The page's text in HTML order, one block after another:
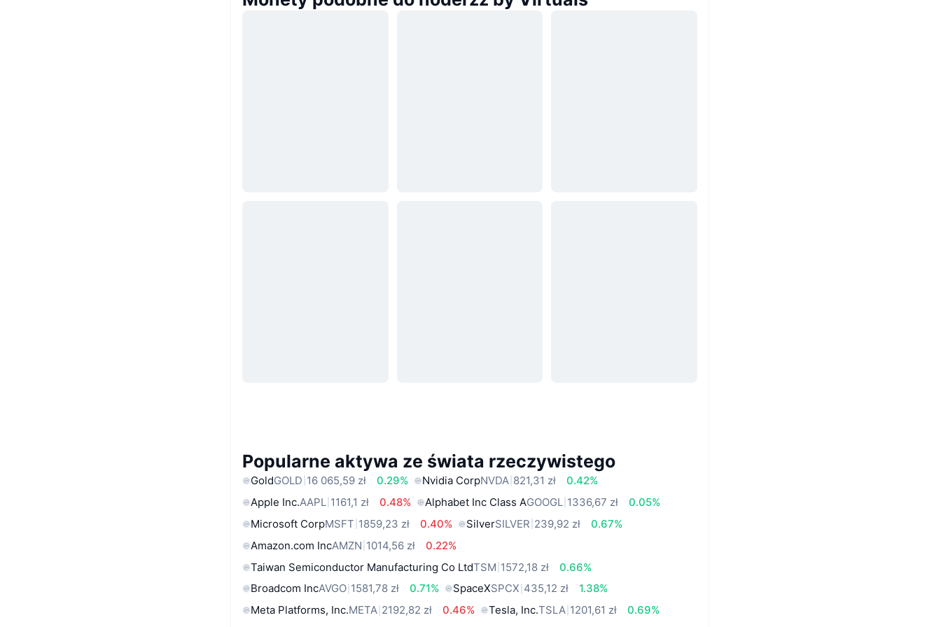
Popularne aktywa ze świata rzeczywistego
GoldGOLD 16 065,59 zł 0.29% Nvidia CorpNVDA 821,31 zł
0.42%
Apple Inc.AAPL 1161,1 zł 0.48% Alphabet Inc Class AGOOGL 1336,67 zł
0.05%
Microsoft CorpMSFT 1859,23 zł 0.40% SilverSILVER 239,92 zł
0.67%
Amazon.com IncAMZN 1014,56 zł
0.22%
Taiwan Semiconductor Manufacturing Co LtdTSM 1572,18 zł
0.66%
Broadcom IncAVGO 1581,78 zł 0.71% SpaceXSPCX 435,12 zł
1.38%
Meta Platforms, Inc.META 2192,82 zł 0.46% Tesla, Inc.TSLA 1201,61 zł
0.69%